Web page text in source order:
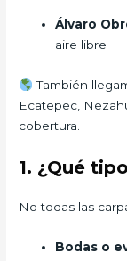
Álvaro
aire libre
También
Ecatepec,
cobertura.
1. ¿Qué
No todas las
Bodas o